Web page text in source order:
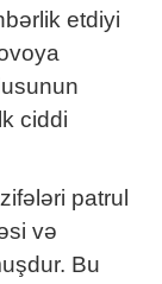
etdiyi
ciddi
patrul
və
Bu